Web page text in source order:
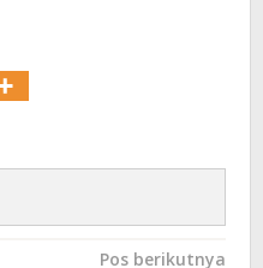
Pos berikutnya